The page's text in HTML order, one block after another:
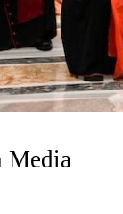
Media